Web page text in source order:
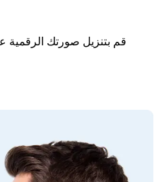
قم بتنزيل صورتك الرقمية